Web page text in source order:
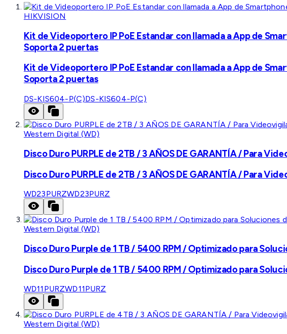
HIKVISION
Kit de Videoportero IP PoE Estandar con llamada a App de
Soporta 2 puertas
Kit de Videoportero IP PoE Estandar con llamada a App de
Soporta 2 puertas
DS-KIS604-P(C)DS-KIS604-P(C)
Western Digital (WD)
Disco Duro PURPLE de 2TB / 3 AÑOS DE GARANTÍA / Para
Disco Duro PURPLE de 2TB / 3 AÑOS DE GARANTÍA / Para
WD23PURZWD23PURZ
Western Digital (WD)
Disco Duro Purple de 1 TB / 5400 RPM / Optimizado para
Disco Duro Purple de 1 TB / 5400 RPM / Optimizado para
WD11PURZWD11PURZ
Western Digital (WD)